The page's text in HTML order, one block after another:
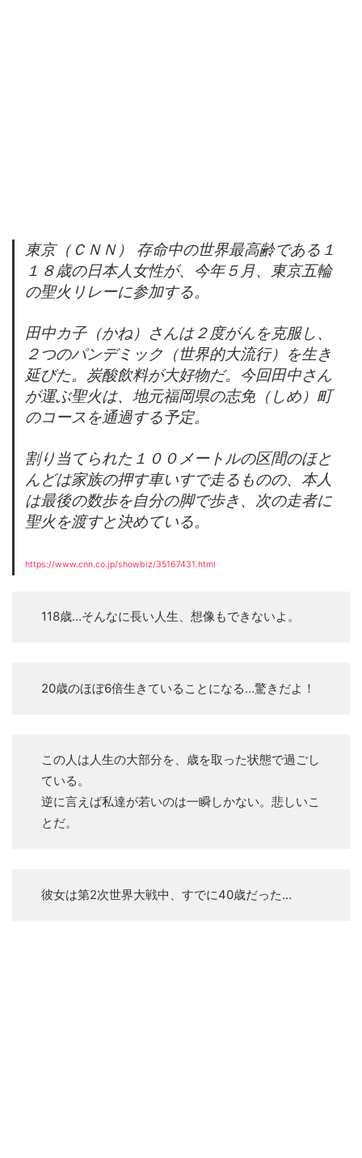
東京（ＣＮＮ） 存命中の世界最高齢である１
１８歳の日本人女性が、今年５月、東京五輪
の聖火リレーに参加する。
田中カ子（かね）さんは２度がんを克服し、
２つのパンデミック（世界的大流行）を生き
延びた。炭酸飲料が大好物だ。今回田中さん
が運ぶ聖火は、地元福岡県の志免（しめ）町
のコースを通過する予定。
割り当てられた１００メートルの区間のほと
んどは家族の押す車いすで走るものの、本人
は最後の数歩を自分の脚で歩き、次の走者に
聖火を渡すと決めている。
https://www.cnn.co.jp/showbiz/35167431.html
118歳…そんなに長い人生、想像もできないよ。
20歳のほぼ6倍生きていることになる…驚きだよ！
この人は人生の大部分を、歳を取った状態で過ごし
ている。
逆に言えば私達が若いのは一瞬しかない。悲しいこ
とだ。
彼女は第2次世界大戦中、すでに40歳だった…